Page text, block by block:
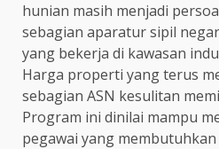
hunian masih menjadi
sebagian aparatur sipil
yang bekerja di kawasan
Harga properti yang terus
sebagian ASN kesulitan
Program ini dinilai mampu
pegawai yang